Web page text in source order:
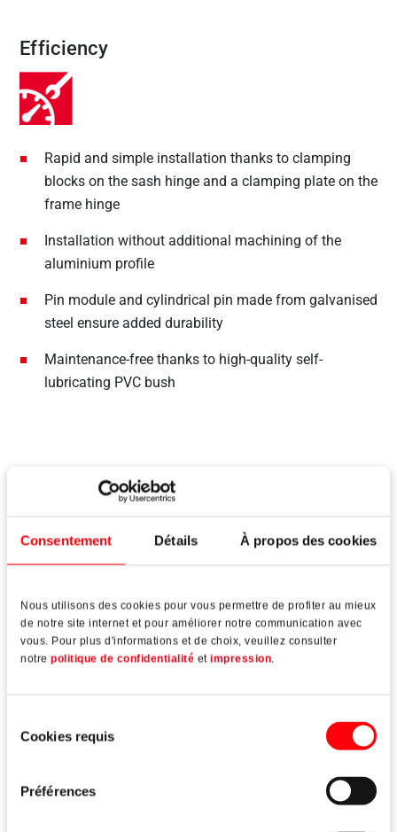
Consentement Détails À propos des cookies
Nous utilisons des cookies pour vous permettre de profiter au mieux
de notre site internet et pour améliorer notre communication avec
vous. Pour plus d'informations et de choix, veuillez consulter
notre politique de confidentialité et impression.
duCookies requis
Préférences
Efficiency
Rapid and simple installation thanks to clamping
blocks on the sash hinge and a clamping plate on the
frame hinge
Installation without additional machining of the
aluminium profile
Pin module and cylindrical pin made from galvanised
steel ensure added durability
Maintenance-free thanks to high-quality self-
lubricating PVC bush
Adjustment
Height and lateral adjustment when fully assembled
without undoing the fixing